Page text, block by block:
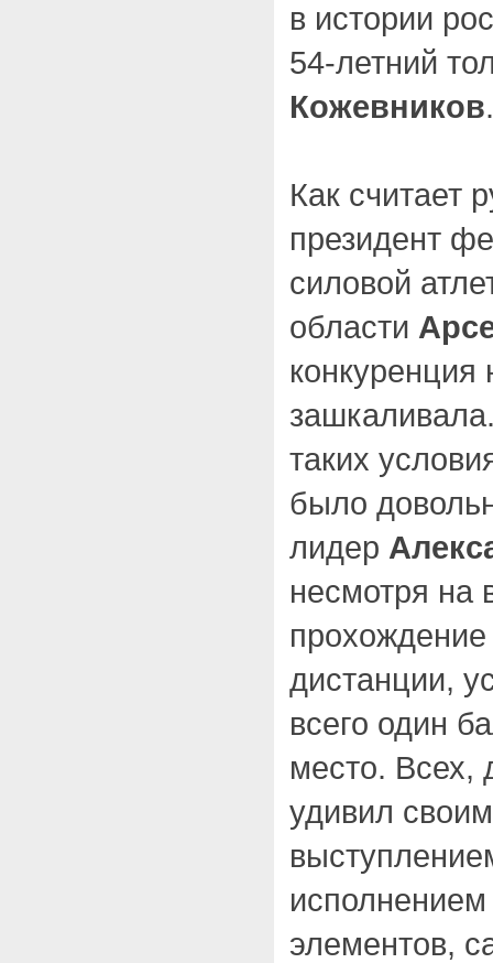
в истории
54-летний
Кожевников.
Как считает
президент
силовой
области
конкуренция
таких
было
лидер
несмотря на
дистанции,
всего один
место. Всех,
удивил
исполнением
элементов,